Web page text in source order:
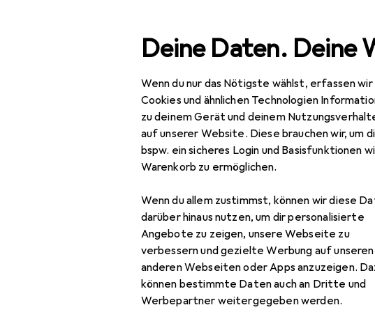
Deine Daten. Deine
Wenn du nur das Nötigste wählst, erfassen
Cookies und ähnlichen Technologien
zu deinem Gerät und deinem
auf unserer Website. Diese brauchen wir, um
bspw. ein sicheres Login und Basisfunktionen
Warenkorb zu ermöglichen.
Wenn du allem zustimmst, können wir diese
darüber hinaus nutzen, um dir personalisierte
Angebote zu zeigen, unsere Webseite zu
verbessern und gezielte Werbung auf unseren
anderen Webseiten oder Apps anzuzeigen.
können bestimmte Daten auch an Dritte und
Werbepartner weitergegeben werden.
Navigation nach Kategorien
Gesamtsortiment Baumarkt + Garten Werkzeug +